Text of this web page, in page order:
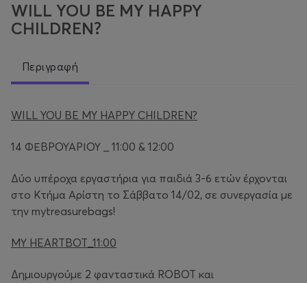
WILL YOU BE MY HAPPY
CHILDREN?
Περιγραφή
WILL YOU BE MY HAPPY CHILDREN?
14 ΦΕΒΡΟΥΑΡΙΟΥ _ 11:00 & 12:00
Δύο υπέροχα εργαστήρια για παιδιά 3-6 ετών έρχονται
στο Κτήμα Αρίστη το Σάββατο 14/02, σε συνεργασία με
την mytreasurebags!
ΜΥ HEARTBOT_11:00
Δημιουργούμε 2 φανταστικά ROBOT και